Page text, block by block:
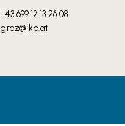
+43 699 12 13 26 08
graz@ikp.at